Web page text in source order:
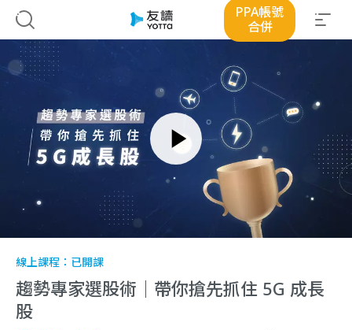
PPA帳號
合併
線上課程： 已開課
趨勢專家選股術｜帶你搶先抓住 5G 成長
股